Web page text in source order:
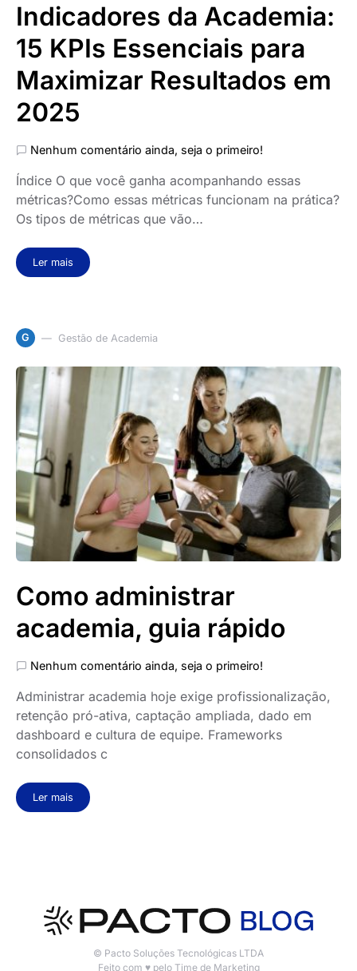
Indicadores da Academia:
15 KPIs Essenciais para
Maximizar Resultados em
2025
Nenhum comentário ainda, seja o primeiro!
Índice O que você ganha acompanhando essas
métricas?Como essas métricas funcionam na prática?
Os tipos de métricas que vão…
Ler mais
G Gestão de Academia
Como administrar
academia, guia rápido
Nenhum comentário ainda, seja o primeiro!
Administrar academia hoje exige profissionalização,
retenção pró-ativa, captação ampliada, dado em
dashboard e cultura de equipe. Frameworks
consolidados c
Ler mais
© Pacto Soluções Tecnológicas LTDA
Feito com ♥ pelo Time de Marketing